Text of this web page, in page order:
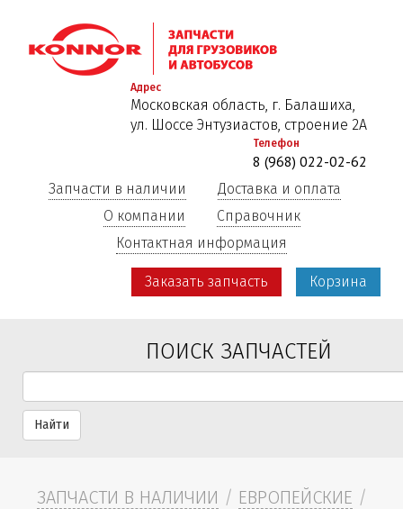
к
основному
Адрес
Московская область, г. Балашиха,
ул. Шоссе Энтузиастов, строение 2А
Телефон
8 (968) 022-02-62
Запчасти в наличии
Доставка и оплата
О компании
Справочник
Контактная информация
Заказать запчасть Корзина
ПОИСК ЗАПЧАСТЕЙ
Найти
ЗАПЧАСТИ В НАЛИЧИИ / ЕВРОПЕЙСКИЕ /